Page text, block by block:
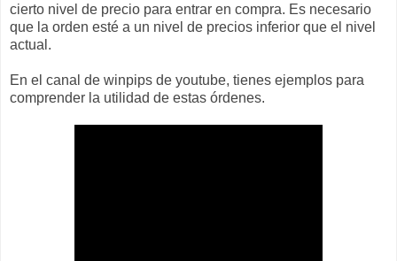
cierto nivel de precio para entrar en compra. Es necesario
que la orden esté a un nivel de precios inferior que el nivel
actual.
En el canal de winpips de youtube, tienes ejemplos para
comprender la utilidad de estas órdenes.